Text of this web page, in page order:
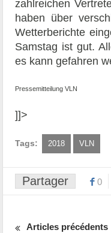
zahlreichen
haben über
Wetterberichte
Samstag ist gut.
es kann gefahren
Pressemitteilung VLN
]]>
Tags: 2018 VLN
Partager 0
Articles précédents